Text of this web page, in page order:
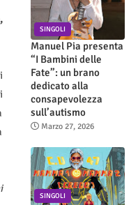
SINGOLI
Manuel Pia presenta
“I Bambini delle
Fate”: un brano
dedicato alla
consapevolezza
sull’autismo
Marzo 27, 2026
SINGOLI